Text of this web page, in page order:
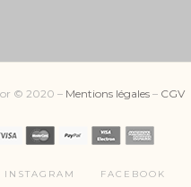
© 2020 – Mentions légales – CGV
INSTAGRAM FACEBOOK